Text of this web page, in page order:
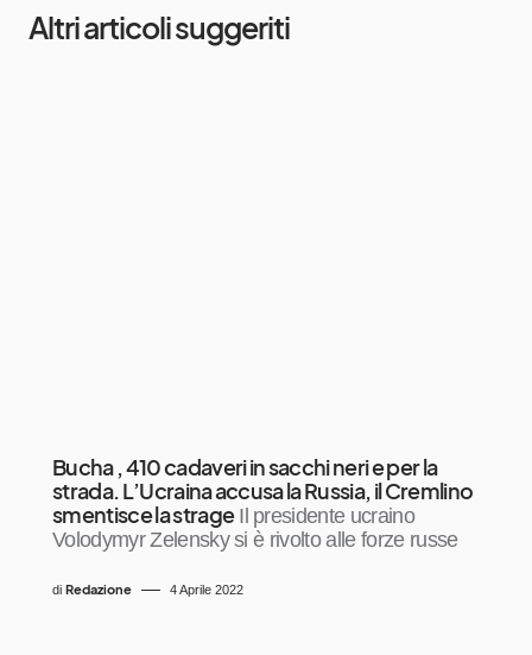
Altri articoli suggeriti
Bucha , 410 cadaveri in sacchi neri e per la
strada. L’Ucraina accusa la Russia, il Cremlino
smentisce la strage Il presidente ucraino
Volodymyr Zelensky si è rivolto alle forze russe
di Redazione 4 Aprile 2022